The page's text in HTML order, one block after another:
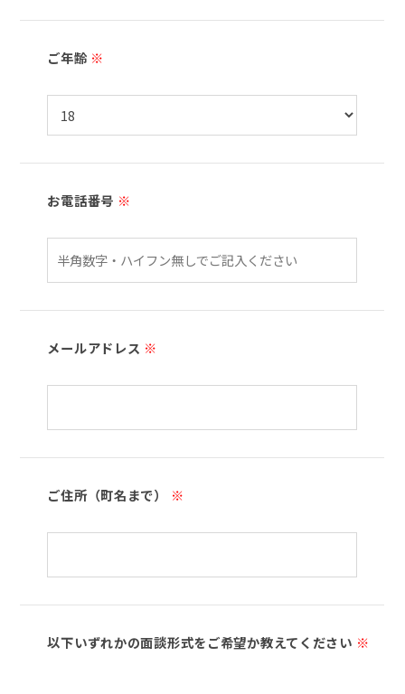
ご年齢 ※
お電話番号 ※
メールアドレス ※
ご住所（町名まで） ※
以下いずれかの面談形式をご希望か教えてください ※